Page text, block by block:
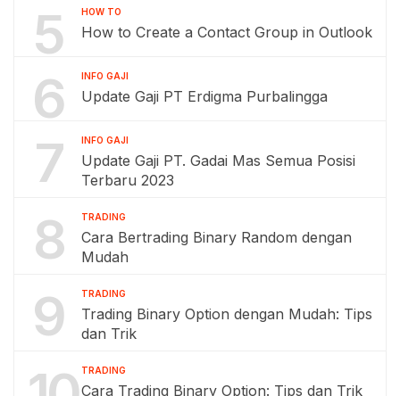
5 HOW TO
How to Create a Contact Group in Outlook
6 INFO GAJI
Update Gaji PT Erdigma Purbalingga
7 INFO GAJI
Update Gaji PT. Gadai Mas Semua Posisi
Terbaru 2023
8 TRADING
Cara Bertrading Binary Random dengan
Mudah
9 TRADING
Trading Binary Option dengan Mudah: Tips
dan Trik
TRADING
Cara Trading Binary Option: Tips dan Trik